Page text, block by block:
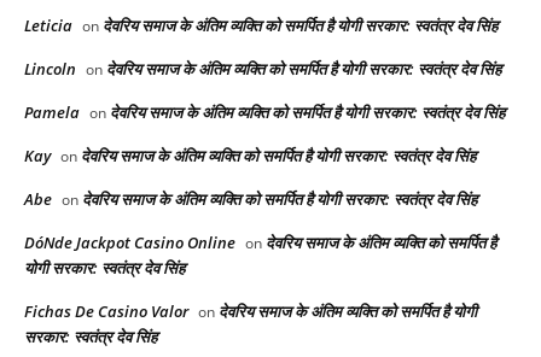
Leticia on देवरिय समाज के अंतिम व्यक्ति को समर्पित है योगी सरकार: स्वतंत्र देव सिंह
Lincoln on देवरिय समाज के अंतिम व्यक्ति को समर्पित है योगी सरकार: स्वतंत्र देव सिंह
Pamela on देवरिय समाज के अंतिम व्यक्ति को समर्पित है योगी सरकार: स्वतंत्र देव सिंह
Kay on देवरिय समाज के अंतिम व्यक्ति को समर्पित है योगी सरकार: स्वतंत्र देव सिंह
Abe on देवरिय समाज के अंतिम व्यक्ति को समर्पित है योगी सरकार: स्वतंत्र देव सिंह
DóNde Jackpot Casino Online on देवरिय समाज के अंतिम व्यक्ति को समर्पित है
योगी सरकार: स्वतंत्र देव सिंह
Fichas De Casino Valor on देवरिय समाज के अंतिम व्यक्ति को समर्पित है योगी
सरकार: स्वतंत्र देव सिंह